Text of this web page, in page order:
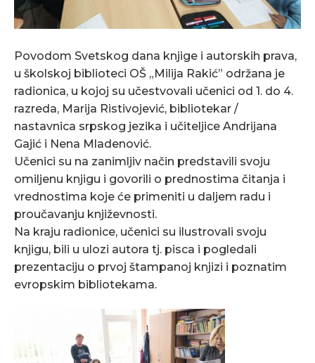
Povodom Svetskog dana knjige i autorskih prava,
u školskoj biblioteci OŠ „Milija Rakić” održana je
radionica, u kojoj su učestvovali učenici od 1. do 4.
razreda, Marija Ristivojević, bibliotekar /
nastavnica srpskog jezika i učiteljice Andrijana
Gajić i Nena Mladenović.
Učenici su na zanimljiv način predstavili svoju
omiljenu knjigu i govorili o prednostima čitanja i
vrednostima koje će primeniti u daljem radu i
proučavanju književnosti.
Na kraju radionice, učenici su ilustrovali svoju
knjigu, bili u ulozi autora tj. pisca i pogledali
prezentaciju o prvoj štampanoj knjizi i poznatim
evropskim bibliotekama.